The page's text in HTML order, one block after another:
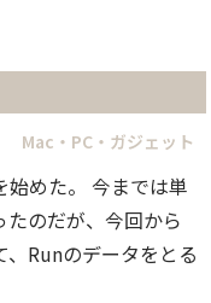
Mac・PC・ガジェット
めた。 今までは単
のだが、今回から
Runのデータをとる